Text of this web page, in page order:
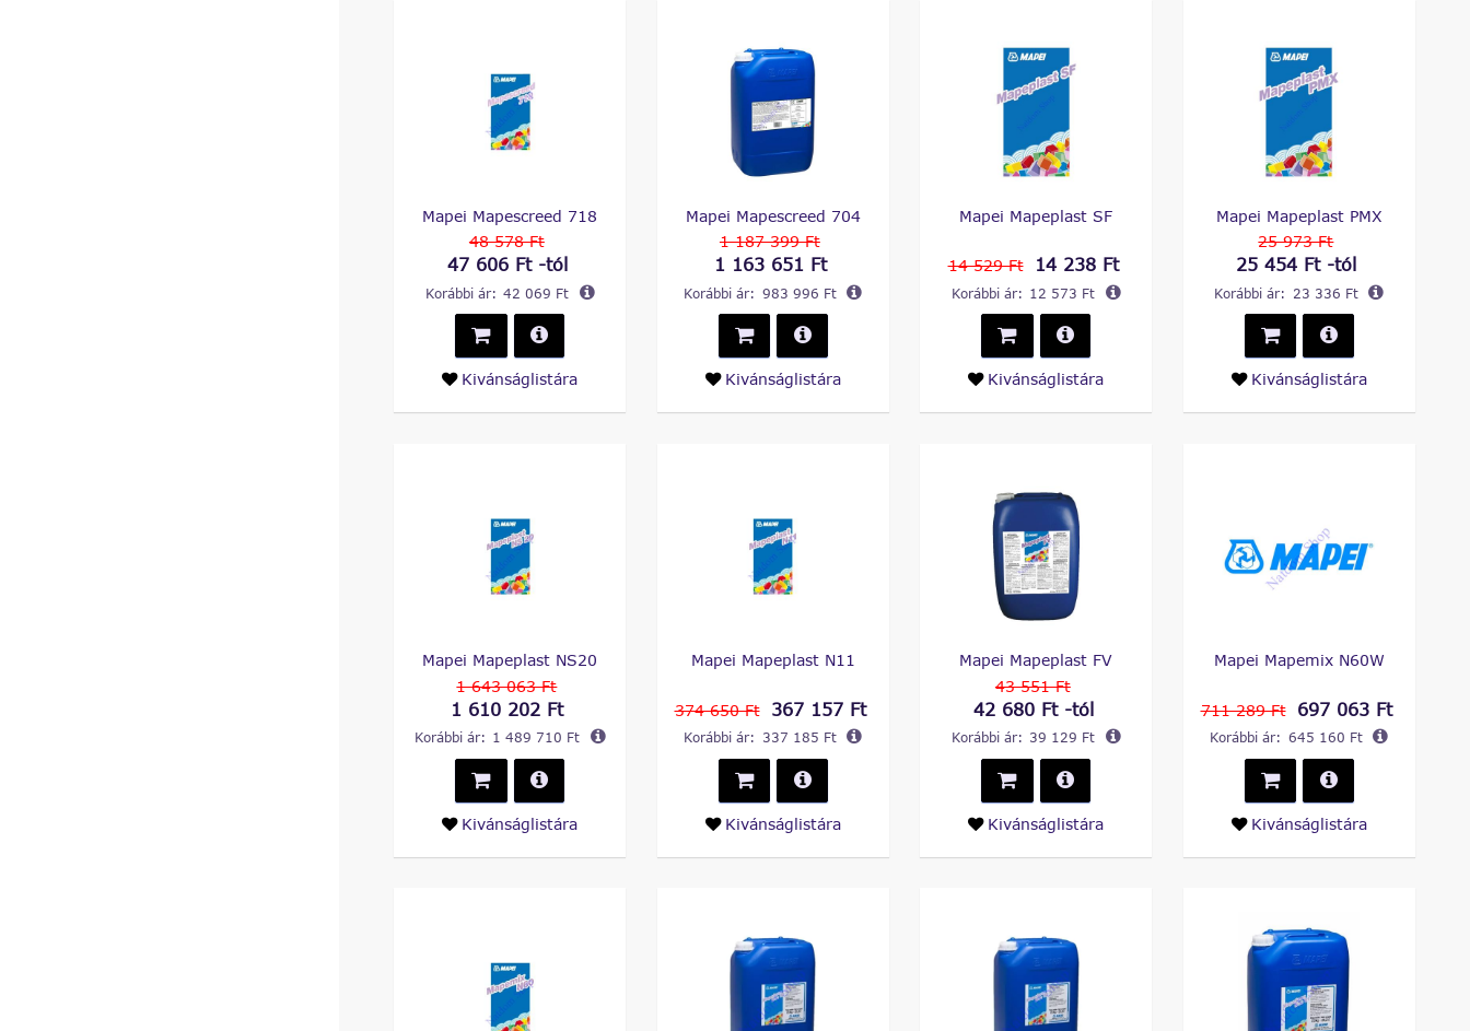
Mapei Mapescreed 718
48 578 Ft
47 606 Ft -tól
Korábbi ár: 42 069 Ft
Kivánságlistára
Mapei Mapescreed 704
1 187 399 Ft
1 163 651 Ft
Korábbi ár: 983 996 Ft
Kivánságlistára
Mapei Mapeplast SF
14 529 Ft 14 238 Ft
Korábbi ár: 12 573 Ft
Kivánságlistára
Mapei Mapeplast PMX
25 973 Ft
25 454 Ft -tól
Korábbi ár: 23 336 Ft
Kivánságlistára
Mapei Mapeplast NS20
1 643 063 Ft
1 610 202 Ft
Korábbi ár: 1 489 710 Ft
Kivánságlistára
Mapei Mapeplast N11
374 650 Ft 367 157 Ft
Korábbi ár: 337 185 Ft
Kivánságlistára
Mapei Mapeplast FV
43 551 Ft
42 680 Ft -tól
Korábbi ár: 39 129 Ft
Kivánságlistára
Mapei Mapemix N60W
711 289 Ft 697 063 Ft
Korábbi ár: 645 160 Ft
Kivánságlistára